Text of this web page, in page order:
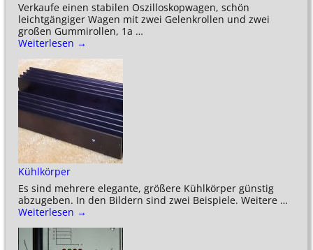
Verkaufe einen stabilen Oszilloskopwagen, schön
leichtgängiger Wagen mit zwei Gelenkrollen und zwei
großen Gummirollen, 1a …
Weiterlesen →
Kühlkörper
Es sind mehrere elegante, größere Kühlkörper günstig
abzugeben. In den Bildern sind zwei Beispiele. Weitere …
Weiterlesen →